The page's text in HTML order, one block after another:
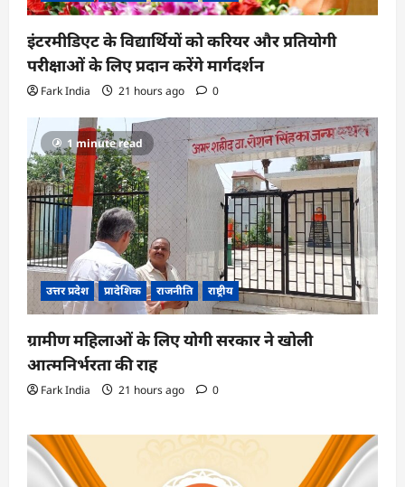
इंटरमीडिएट के विद्यार्थियों को करियर और प्रतियोगी
परीक्षाओं के लिए प्रदान करेंगे मार्गदर्शन
Fark India 21 hours ago 0
1 minute read
उत्तर प्रदेश प्रादेशिक राजनीति राष्ट्रीय
ग्रामीण महिलाओं के लिए योगी सरकार ने खोली
आत्मनिर्भरता की राह
Fark India 21 hours ago 0